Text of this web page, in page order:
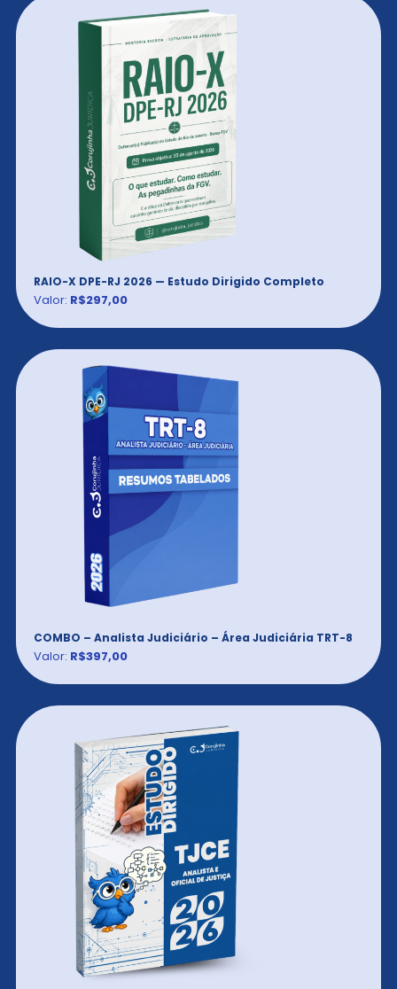
RAIO-X DPE-RJ 2026 — Estudo Dirigido Completo
Valor: R$297,00
COMBO – Analista Judiciário – Área Judiciária TRT-8
Valor: R$397,00